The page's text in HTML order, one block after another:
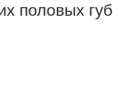
половых губ